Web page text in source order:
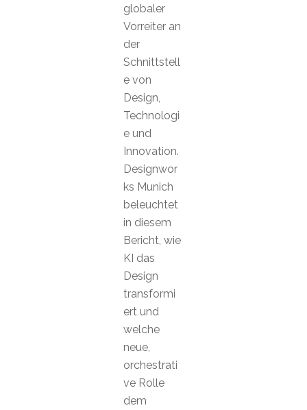
globaler
Vorreiter an
der
Schnittstell
e von
Design,
Technologi
e und
Innovation.
Designwor
ks Munich
beleuchtet
in diesem
Bericht, wie
KI das
Design
transformi
ert und
welche
neue,
orchestrati
ve Rolle
dem